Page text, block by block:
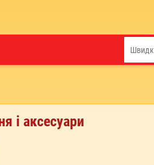
і аксесуари